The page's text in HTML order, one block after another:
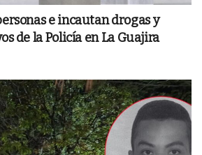
e incautan drogas y
de la Policía en La Guajira